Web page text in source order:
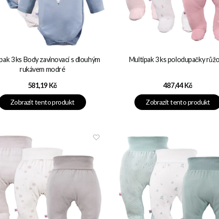
3 ks Body zavinovací s dlouhým
rukávem modré
Cena
581,19 Kč
Zobrazit tento produkt
Multipak 3 ks polodupačky
Cena
487,44 Kč
Zobrazit tento produkt